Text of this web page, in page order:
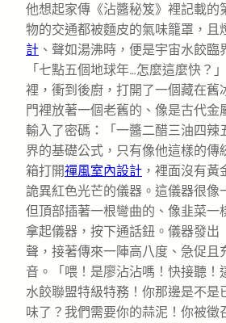
他想起家傳《沾醬秘笈》裡記載的
物的交通都被麵皮的氣味籠罩，且
計 、聲如湯沸時，便是宇宙水餃臨
「七點五個地球年…怎麼這麼快？
裡，衝到後廚，打開了一個藏在舊
門裡放著一個老舊的、像是古代金
輸入了密碼：「一醬二醋三油四辣
界的基礎公式，只有像他這樣的傳
箱打開禪風室內設計 ，裡面沒有
詭異紅色光芒的儀器。這儀器很像
但頂部插著一根彎曲的、像韭菜一
拿起儀器，按下通話鈕。儀器發
聲，接著傳來一陣高八度、急促且
音。「喂！是廖沾沾嗎！快接聽！
水餃聯盟特級特務！你那邊是不是
味了？我們需要你的蒜泥！你被徵